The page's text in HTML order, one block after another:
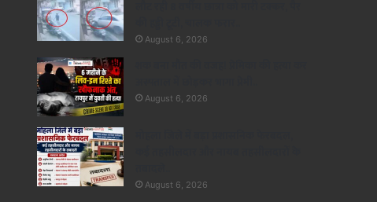
August 6, 2026
August 6, 2026
August 6, 2026